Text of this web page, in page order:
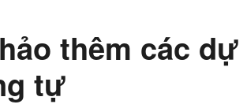
thêm các dự
tự